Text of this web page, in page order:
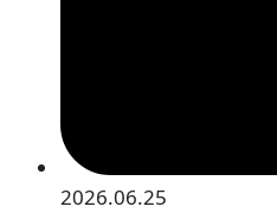
2026.06.25